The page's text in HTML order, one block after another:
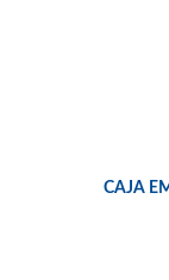
CAJA